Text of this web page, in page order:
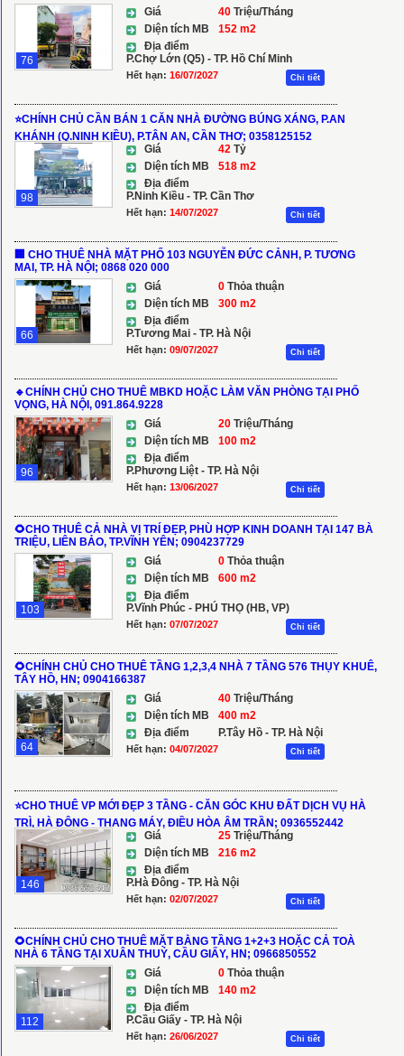
76
Giá 40 Triệu/Tháng
Diện tích MB
152 m2
Địa điểm
P.Chợ Lớn (Q5) - TP. Hồ Chí Minh
Hết hạn: 16/07/2027 Chi tiết
⭐️CHÍNH CHỦ CẦN BÁN 1 CĂN NHÀ ĐƯỜNG BÚNG XÁNG, P.AN
KHÁNH (Q.NINH KIỀU), P.TÂN AN, CẦN THƠ; 0358125152
98
Giá 42 Tỷ
Diện tích MB
518 m2
Địa điểm
P.Ninh Kiều - TP. Cần Thơ
Hết hạn: 14/07/2027 Chi tiết
🏢 CHO THUÊ NHÀ MẶT PHỐ 103 NGUYỄN ĐỨC CẢNH, P. TƯƠNG
MAI, TP. HÀ NỘI; 0868 020 000
66
Giá 0 Thỏa thuận
Diện tích MB
300 m2
Địa điểm
P.Tương Mai - TP. Hà Nội
Hết hạn: 09/07/2027 Chi tiết
🔹CHÍNH CHỦ CHO THUÊ MBKD HOẶC LÀM VĂN PHÒNG TẠI PHỐ
VỌNG, HÀ NỘI, 091.864.9228
96
Giá 20 Triệu/Tháng
Diện tích MB
100 m2
Địa điểm
P.Phương Liệt - TP. Hà Nội
Hết hạn: 13/06/2027 Chi tiết
🌻CHO THUÊ CẢ NHÀ VỊ TRÍ ĐẸP, PHÙ HỢP KINH DOANH TẠI 147 BÀ
TRIỆU, LIÊN BẢO, TP.VĨNH YÊN; 0904237729
103
Giá 0 Thỏa thuận
Diện tích MB
600 m2
Địa điểm
P.Vĩnh Phúc - PHÚ THỌ (HB, VP)
Hết hạn: 07/07/2027 Chi tiết
🌻CHÍNH CHỦ CHO THUÊ TẦNG 1,2,3,4 NHÀ 7 TẦNG 576 THỤY KHUÊ,
TÂY HỒ, HN; 0904166387
64
Giá 40 Triệu/Tháng
Diện tích MB
400 m2
Địa điểm
P.Tây Hồ - TP. Hà Nội
Hết hạn: 04/07/2027 Chi tiết
⭐️CHO THUÊ VP MỚI ĐẸP 3 TẦNG - CĂN GÓC KHU ĐẤT DỊCH VỤ HÀ
TRÌ, HÀ ĐÔNG - THANG MÁY, ĐIỀU HÒA ÂM TRẦN; 0936552442
146
Giá 25 Triệu/Tháng
Diện tích MB
216 m2
Địa điểm
P.Hà Đông - TP. Hà Nội
Hết hạn: 02/07/2027 Chi tiết
🌻CHÍNH CHỦ CHO THUÊ MẶT BẰNG TẦNG 1+2+3 HOẶC CẢ TOÀ
NHÀ 6 TẦNG TẠI XUÂN THUỶ, CẦU GIẤY, HN; 0966850552
112
Giá 0 Thỏa thuận
Diện tích MB
140 m2
Địa điểm
P.Cầu Giấy - TP. Hà Nội
Hết hạn: 26/06/2027 Chi tiết